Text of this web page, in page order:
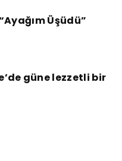
Üşüdü”
güne lezzetli bir